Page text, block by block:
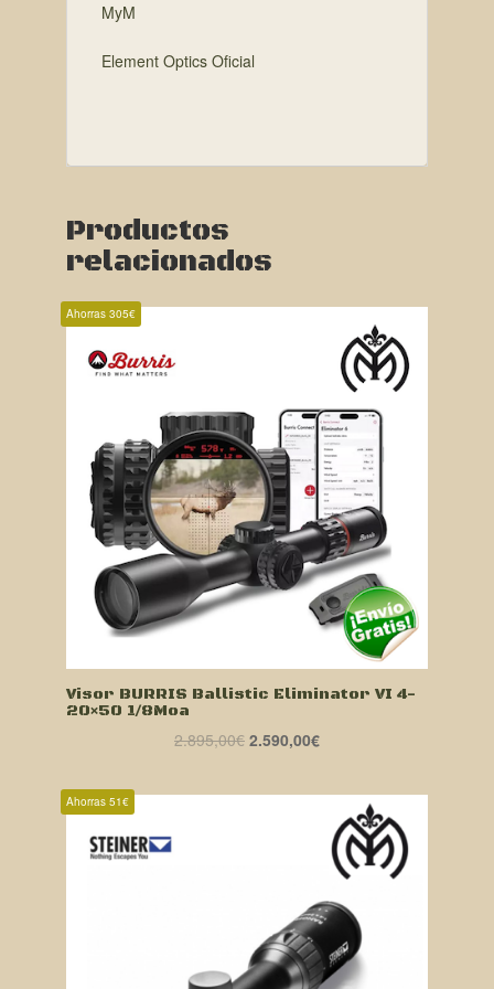
MyM
Element Optics Oficial
Productos
relacionados
Ahorras 305€
Visor BURRIS Ballistic Eliminator VI 4-
20×50 1/8Moa
2.895,00€ El
original
2.590,00€El
actual
2.590,00€.
Ahorras 51€